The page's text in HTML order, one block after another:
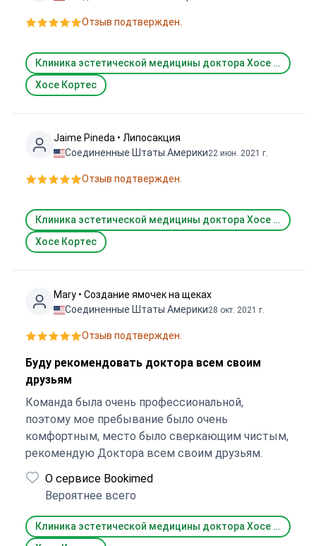
Отзыв подтвержден.
Клиника эстетической медицины доктора Хосе Кортеса (Jose Cortes Aesthetic Clinic)
Хосе Кортес
Jaime Pineda • Липосакция
Соединенные Штаты Америки22 июн. 2021 г.
Отзыв подтвержден.
Клиника эстетической медицины доктора Хосе Кортеса (Jose Cortes Aesthetic Clinic)
Хосе Кортес
Mary • Создание ямочек на щеках
Соединенные Штаты Америки28 окт. 2021 г.
Отзыв подтвержден.
Буду рекомендовать доктора всем своим
друзьям
Команда была очень профессиональной,
поэтому мое пребывание было очень
комфортным, место было сверкающим чистым,
рекомендую Доктора всем своим друзьям.
О сервисе Bookimed
Вероятнее всего
Клиника эстетической медицины доктора Хосе Кортеса (Jose Cortes Aesthetic Clinic)